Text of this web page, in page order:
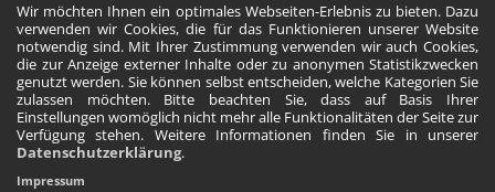
Wir möchten Ihnen ein optimales Webseiten-Erlebnis zu bieten. Dazu
verwenden wir Cookies, die für das Funktionieren unserer Website
notwendig sind. Mit Ihrer Zustimmung verwenden wir auch Cookies,
die zur Anzeige externer Inhalte oder zu anonymen Statistikzwecken
genutzt werden. Sie können selbst entscheiden, welche Kategorien Sie
zulassen möchten. Bitte beachten Sie, dass auf Basis Ihrer
Einstellungen womöglich nicht mehr alle Funktionalitäten der Seite zur
Verfügung stehen. Weitere Informationen finden Sie in unserer
Datenschutzerklärung.
Impressum